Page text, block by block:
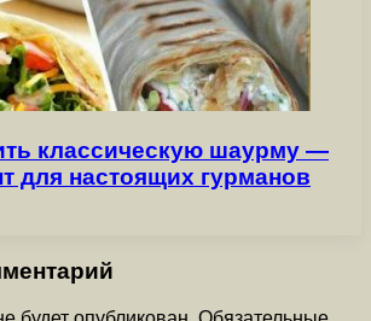
классическую шаурму —
для настоящих гурманов